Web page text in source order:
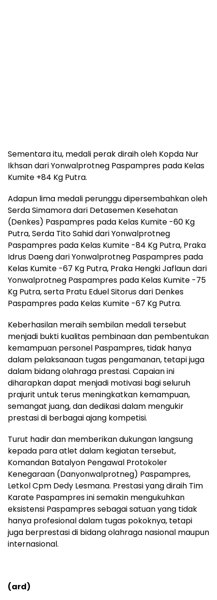
Sementara itu, medali perak diraih oleh Kopda Nur
Ikhsan dari Yonwalprotneg Paspampres pada Kelas
Kumite +84 Kg Putra.
Adapun lima medali perunggu dipersembahkan oleh
Serda Simamora dari Detasemen Kesehatan
(Denkes) Paspampres pada Kelas Kumite -60 Kg
Putra, Serda Tito Sahid dari Yonwalprotneg
Paspampres pada Kelas Kumite -84 Kg Putra, Praka
Idrus Daeng dari Yonwalprotneg Paspampres pada
Kelas Kumite -67 Kg Putra, Praka Hengki Jaflaun dari
Yonwalprotneg Paspampres pada Kelas Kumite -75
Kg Putra, serta Pratu Eduel Sitorus dari Denkes
Paspampres pada Kelas Kumite -67 Kg Putra.
Keberhasilan meraih sembilan medali tersebut
menjadi bukti kualitas pembinaan dan pembentukan
kemampuan personel Paspampres, tidak hanya
dalam pelaksanaan tugas pengamanan, tetapi juga
dalam bidang olahraga prestasi. Capaian ini
diharapkan dapat menjadi motivasi bagi seluruh
prajurit untuk terus meningkatkan kemampuan,
semangat juang, dan dedikasi dalam mengukir
prestasi di berbagai ajang kompetisi.
Turut hadir dan memberikan dukungan langsung
kepada para atlet dalam kegiatan tersebut,
Komandan Batalyon Pengawal Protokoler
Kenegaraan (Danyonwalprotneg) Paspampres,
Letkol Cpm Dedy Lesmana. Prestasi yang diraih Tim
Karate Paspampres ini semakin mengukuhkan
eksistensi Paspampres sebagai satuan yang tidak
hanya profesional dalam tugas pokoknya, tetapi
juga berprestasi di bidang olahraga nasional maupun
internasional.
(ard)